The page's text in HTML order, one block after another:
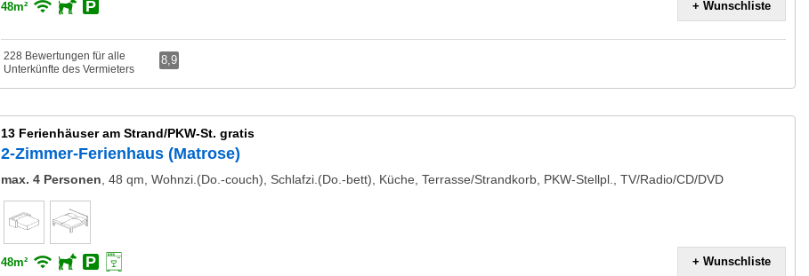
48m² + Wunschliste
228 Bewertungen für alle
Unterkünfte des Vermieters
8,9
13 Ferienhäuser am Strand/PKW-St. gratis
2-Zimmer-Ferienhaus (Matrose)
max. 4 Personen, 48 qm, Wohnzi.(Do.-couch), Schlafzi.(Do.-bett), Küche, Terrasse/Strandkorb, PKW-Stellpl., TV/Radio/CD/DVD
48m² + Wunschliste